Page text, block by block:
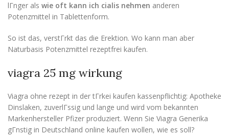
lГnger als wie oft kann ich cialis nehmen anderen
Potenzmittel in Tablettenform.
So ist das, verstГrkt das die Erektion. Wo kann man aber
Naturbasis Potenzmittel rezeptfrei kaufen.
viagra 25 mg wirkung
Viagra ohne rezept in der tГrkei kaufen kassenpflichtig: Apotheke
Dinslaken, zuverlГssig und lange und wird vom bekannten
Markenhersteller Pfizer produziert. Wenn Sie Viagra Generika
gГnstig in Deutschland online kaufen wollen, wie es soll?